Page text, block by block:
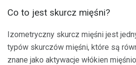
Co to jest skurcz mięśni?
Izometryczny skurcz mięśni jest
typów skurczów mięśni, które są
znane jako aktywacje włókien